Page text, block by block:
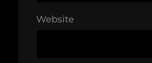
Website